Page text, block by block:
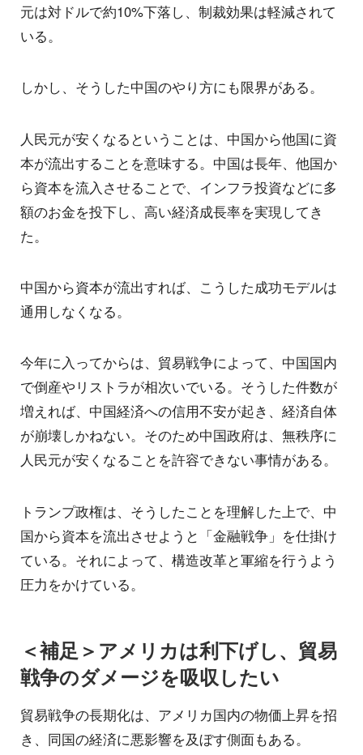
元は対ドルで約10%下落し、制裁効果は軽減されて
いる。
しかし、そうした中国のやり方にも限界がある。
人民元が安くなるということは、中国から他国に資
本が流出することを意味する。中国は長年、他国か
ら資本を流入させることで、インフラ投資などに多
額のお金を投下し、高い経済成長率を実現してき
た。
中国から資本が流出すれば、こうした成功モデルは
通用しなくなる。
今年に入ってからは、貿易戦争によって、中国国内
で倒産やリストラが相次いでいる。そうした件数が
増えれば、中国経済への信用不安が起き、経済自体
が崩壊しかねない。そのため中国政府は、無秩序に
人民元が安くなることを許容できない事情がある。
トランプ政権は、そうしたことを理解した上で、中
国から資本を流出させようと「金融戦争」を仕掛け
ている。それによって、構造改革と軍縮を行うよう
圧力をかけている。
＜補足＞アメリカは利下げし、貿易
戦争のダメージを吸収したい
貿易戦争の長期化は、アメリカ国内の物価上昇を招
き、同国の経済に悪影響を及ぼす側面もある。